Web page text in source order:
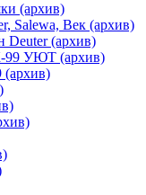
(архив)
Salewa, Век (архив)
Deuter (архив)
УЮТ (архив)
(архив)